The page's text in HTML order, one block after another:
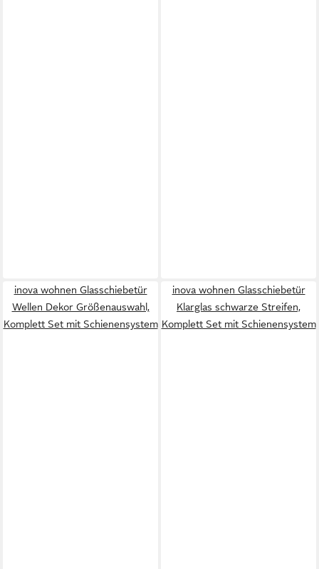
inova wohnen Glasschiebetür
Wellen Dekor Größenauswahl,
Komplett Set mit Schienensystem
inova wohnen Glasschiebetür
Klarglas schwarze Streifen,
Komplett Set mit Schienensystem